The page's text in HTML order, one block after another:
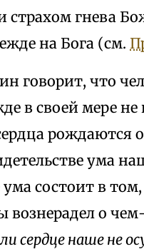
страхом гнева
на Бога (см.
говорит, что
в своей мере
рождаются
ума
состоит в
вознерадел о
сердце наше не